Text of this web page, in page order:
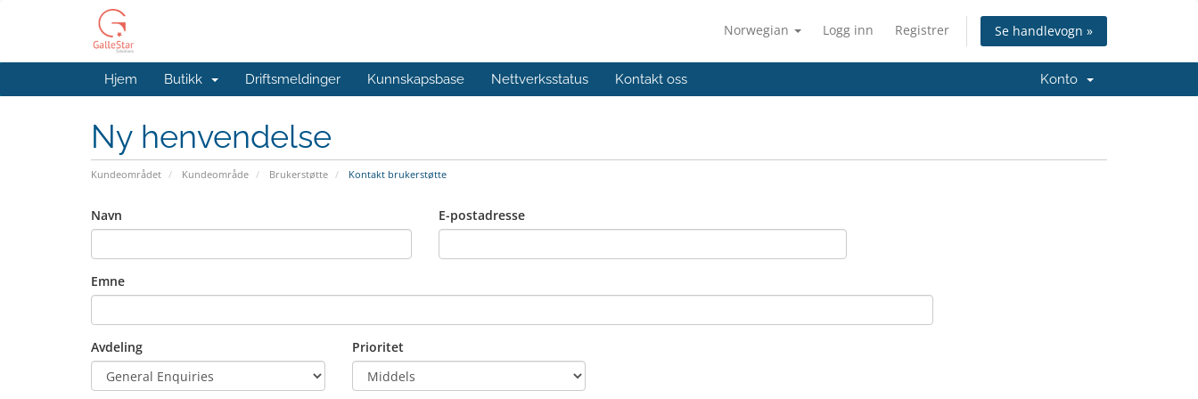
Norwegian Logg inn Registrer Se handlevogn »
Hjem Butikk Driftsmeldinger Kunnskapsbase Nettverksstatus Kontakt oss Konto
Ny henvendelse
Kundeområdet Kundeområde Brukerstøtte Kontakt brukerstøtte
Navn E-postadresse
Emne
Avdeling Prioritet